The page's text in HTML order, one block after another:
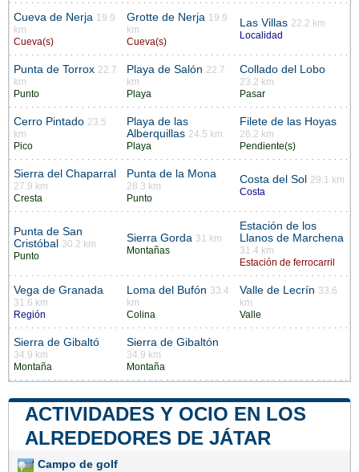
Cueva de Nerja 19.9
km
Cueva(s)
Grotte de Nerja 19.9
km
Cueva(s)
Las Villas 22.2 km
Localidad
Punta de Torrox 22.7
km
Punto
Playa de Salón 22.7
km
Playa
Collado del Lobo
23.2 km
Pasar
Cerro Pintado 23.5
km
Pico
Playa de las
Alberquillas 24.5 km
Playa
Filete de las Hoyas
26.2 km
Pendiente(s)
Sierra del Chaparral
27.9 km
Cresta
Punta de la Mona
28.3 km
Punto
Costa del Sol
29.1 km
Costa
Punta de San
Cristóbal
30.2 km
Punto
Sierra Gorda 31 km
Montañas
Estación de los
Llanos de Marchena
31.4 km
Estación de ferrocarril
Vega de Granada
31.6 km
Región
Loma del Bufón 33.4
km
Colina
Valle de Lecrín 33.6
km
Valle
Sierra de Gibaltó
34.9 km
Montaña
Sierra de Gibaltón
34.9 km
Montaña
ACTIVIDADES Y OCIO EN LOS
ALREDEDORES DE JÁTAR
Campo de golf